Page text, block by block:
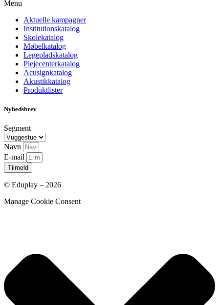
Menu
Aktuelle kampagner
Institutionskatalog
Skolekatalog
Møbelkatalog
Legepladskatalog
Plejecenterkatalog
Acusignkatalog
Akustikkatalog
Produktlister
Nyhedsbrev
Segment
Navn
E-mail
Tilmeld
© Eduplay – 2026
Manage Cookie Consent